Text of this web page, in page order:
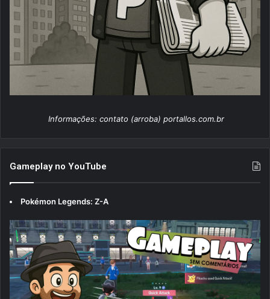
Informações: contato (arroba) portallos.com.br
Gameplay no YouTube
Pokémon Legends: Z-A